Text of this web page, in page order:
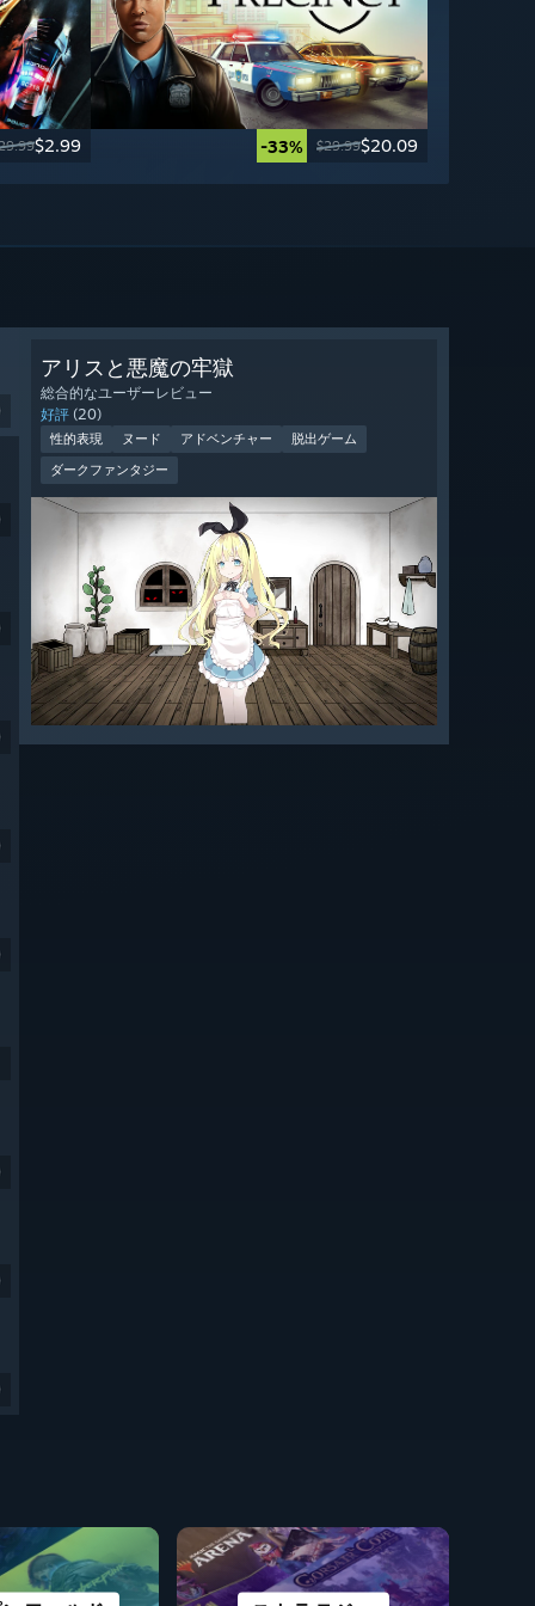
$2.99 -33% $29.99$20.09
アリスと悪魔の牢獄
総合的なユーザーレビュー
好評 (20)
性的表現 ヌード アドベンチャー
脱出ゲーム
ダークファンタジー